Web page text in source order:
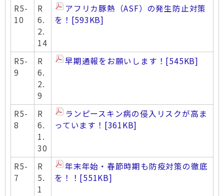
R5-
10
R
6.
2.
14
アフリカ豚熱（ASF）の発生防止対策
を！ [593KB]
R5-
9
R
6.
2.
9
早期通報をお願いします！ [545KB]
R5-
8
R
6.
1.
30
ランピースキン病の侵入リスクが高ま
っています！ [361KB]
R5-
7
R
5.
1
年末年始・春節時期も防疫対策の徹底
を！！ [551KB]